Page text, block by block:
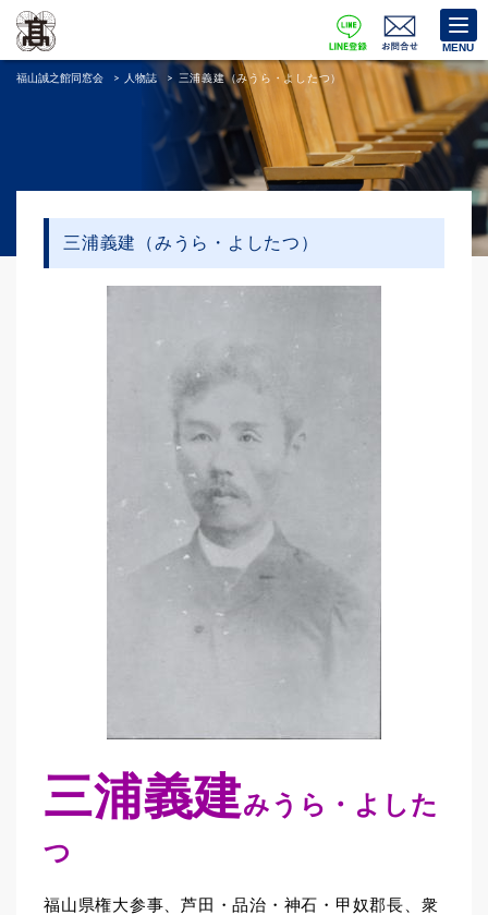
MENU
福山誠之館同窓会 > 人物誌 > 三浦義建（みうら・よしたつ）
三浦義建（みうら・よしたつ）
三浦義建みうら・よした
つ
福山県権大参事、芦田・品治・神石・甲奴郡長、衆